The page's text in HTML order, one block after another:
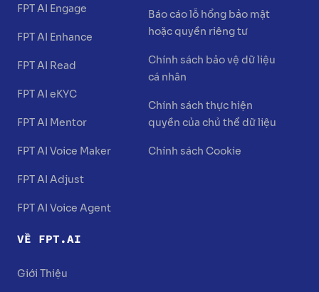
FPT AI Engage
FPT AI Enhance
FPT AI Read
FPT AI eKYC
FPT AI Mentor
FPT AI Voice Maker
FPT AI Adjust
FPT AI Voice Agent
VỀ FPT.AI
Giới Thiệu
Báo cáo lỗ hổng bảo mật
hoặc quyền riêng tư
Chính sách bảo vệ dữ liệu
cá nhân
Chính sách thực hiện
quyền của chủ thể dữ liệu
Chính sách Cookie